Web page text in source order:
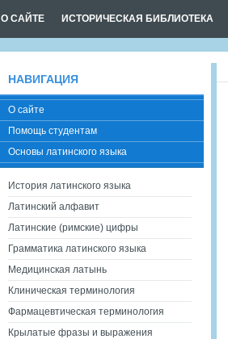
О САЙТЕ ИСТОРИЧЕСКАЯ БИБЛИОТЕКА
НАВИГАЦИЯ
О сайте
Помощь студентам
Основы латинского языка
История латинского языка
Латинский алфавит
Латинские (римские) цифры
Грамматика латинского языка
Медицинская латынь
Клиническая терминология
Фармацевтическая терминология
Крылатые фразы и выражения